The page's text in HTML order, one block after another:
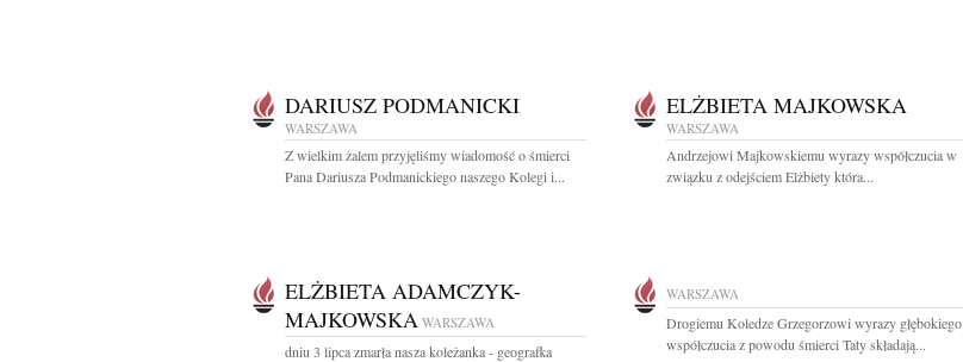
DARIUSZ PODMANICKI
WARSZAWA
Z wielkim żalem przyjęliśmy wiadomość o śmierci
Pana Dariusza Podmanickiego naszego Kolegi i...
ELŻBIETA MAJKOWSKA
WARSZAWA
Andrzejowi Majkowskiemu wyrazy współczucia w
związku z odejściem Elżbiety która...
ELŻBIETA ADAMCZYK-
MAJKOWSKA WARSZAWA
dniu 3 lipca zmarła nasza koleżanka - geografka
WARSZAWA
Drogiemu Koledze Grzegorzowi wyrazy głębokiego
współczucia z powodu śmierci Taty składają...